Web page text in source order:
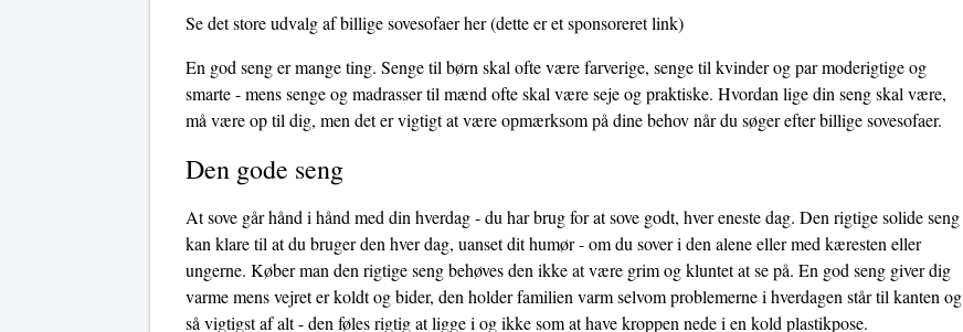
Se det store udvalg af billige sovesofaer her(dette er et sponsoreret link)
En god seng er mange ting. Senge til børn skal ofte være farverige, senge til kvinder og par moderigtige og
smarte - mens senge og madrasser til mænd ofte skal være seje og praktiske. Hvordan lige din seng skal være,
må være op til dig, men det er vigtigt at være opmærksom på dine behov når du søger efter billige sovesofaer.
Den gode seng
At sove går hånd i hånd med din hverdag - du har brug for at sove godt, hver eneste dag. Den rigtige solide seng
kan klare til at du bruger den hver dag, uanset dit humør - om du sover i den alene eller med kæresten eller
ungerne. Køber man den rigtige seng behøves den ikke at være grim og kluntet at se på. En god seng giver dig
varme mens vejret er koldt og bider, den holder familien varm selvom problemerne i hverdagen står til kanten og
så vigtigst af alt - den føles rigtig at ligge i og ikke som at have kroppen nede i en kold plastikpose.